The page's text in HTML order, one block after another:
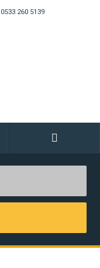
0533 260 5139